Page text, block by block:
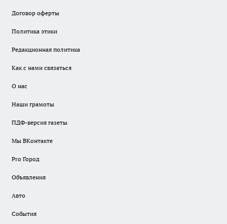
Договор оферты
Политика этики
Редакционная политика
Как с нами связаться
О нас
Наши грамоты
ПДФ-версия газеты
Мы ВКонтакте
Pro Город
Объявления
Авто
События